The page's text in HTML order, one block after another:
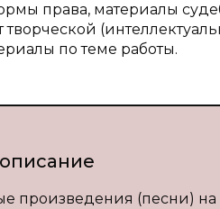
права, материалы
творческой
по теме работы.
произведения (песни)